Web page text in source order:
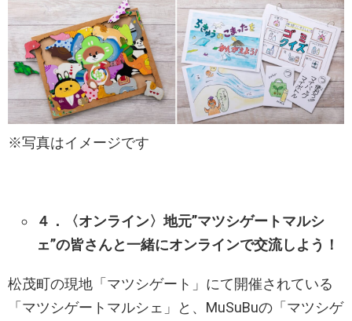
※写真はイメージです
４．​〈オンライン〉地元”マツシゲートマルシ
ェ”の皆さんと一緒にオンラインで交流しよう！
松茂町の現地「マツシゲート」にて開催されている
「マツシゲートマルシェ」と、MuSuBuの「マツシゲ